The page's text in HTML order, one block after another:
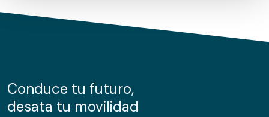
de cookies.
información sobre el uso que haga del sitio web con
nuestros partners de redes sociales, publicidad y análisis
Conduce tu futuro,
desata tu movilidad